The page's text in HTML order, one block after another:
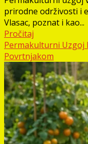
prirodne održivosti i
Vlasac, poznat i kao...
Pročitaj
Permakulturni Uzgoj
Povrtnjakom